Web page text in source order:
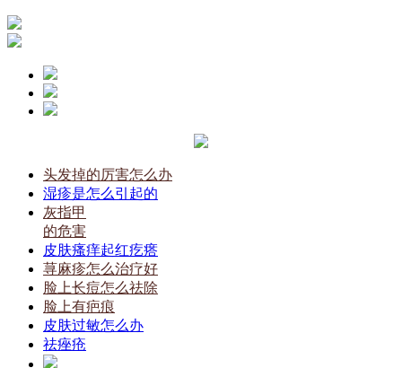
头发掉的厉害怎么办
湿疹是怎么引起的
灰指甲
的危害
皮肤瘙痒起红疙瘩
荨麻疹怎么治疗好
脸上长痘怎么祛除
脸上有疤痕
皮肤过敏怎么办
祛痤疮